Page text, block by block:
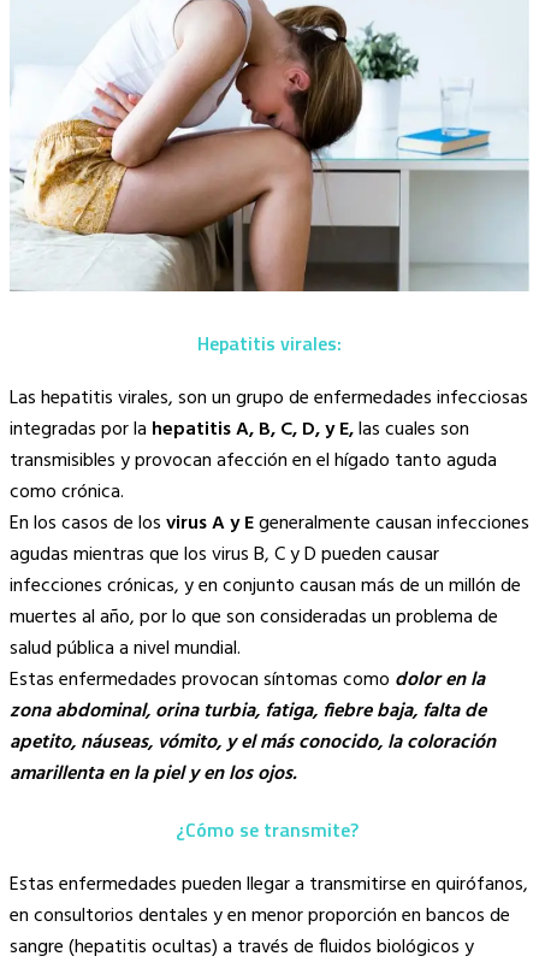
Hepatitis virales:
Las hepatitis virales, son un grupo de enfermedades infecciosas
integradas por la hepatitis A, B, C, D, y E,las cuales son
transmisibles y provocan afección en el hígado tanto aguda
como crónica.
En los casos de losvirus A y Egeneralmente causan infecciones
agudas mientras que los virus B, C y D pueden causar
infecciones crónicas, y en conjunto causan más de un millón de
muertes al año, por lo que son consideradas un problema de
salud pública a nivel mundial.
Estas enfermedades provocan síntomas como dolor en la
zona abdominal, orina turbia, fatiga, fiebre baja, falta de
apetito, náuseas, vómito, y el más conocido, la coloración
amarillenta en la piel y en los ojos.
¿Cómo se transmite?
Estas enfermedades pueden llegar a transmitirse en quirófanos,
en consultorios dentales y en menor proporción en bancos de
sangre (hepatitis ocultas) a través de fluidos biológicos y